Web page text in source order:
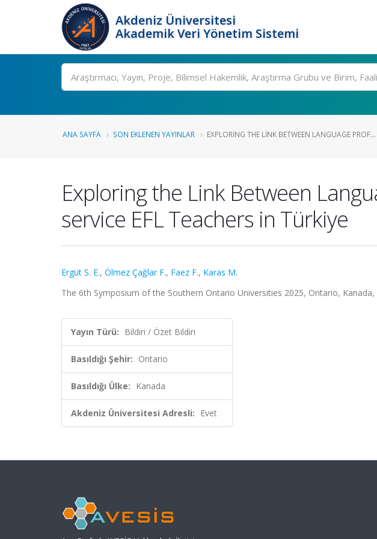
Akdeniz Üniversitesi
Akademik Veri Yönetim Sistemi
Ara
ANA SAYFA SON EKLENEN YAYINLAR EXPLORING THE LINK BETWEEN LANGUAGE PROF...
Exploring the Link Between
service EFL Teachers in Türkiye
Ergüt S. E., Ölmez Çağlar F., Faez F., Karas M.
The 6th Symposium of the Southern Ontario Universities 2025, Ontario,
Yayın Türü: Bildiri / Özet Bildiri
Basıldığı Şehir: Ontario
Basıldığı Ülke: Kanada
Akdeniz Üniversitesi Adresli: Evet